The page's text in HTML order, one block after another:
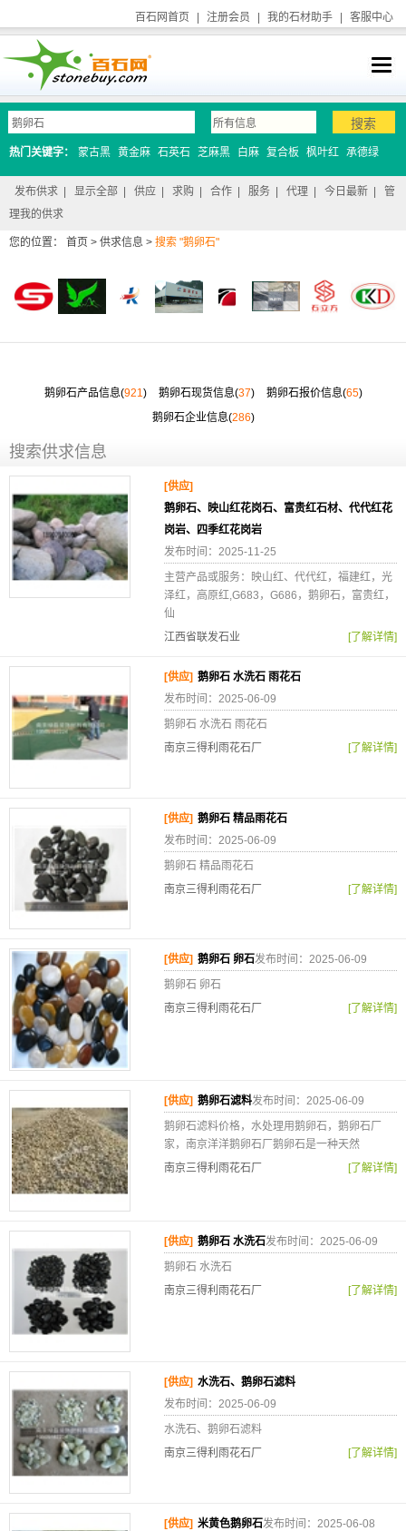
百石网首页 注册会员 我的石材助手 客服中心
热门关键字： 蒙古黑 黄金麻 石英石 芝麻黑 白麻 复合板 枫叶红 承德绿
发布供求 显示全部 供应 求购 合作 服务 代理 今日最新
管
理我的供求
您的位置： 首页 > 供求信息 > 搜索 "鹅卵石"
鹅卵石产品信息(921) 鹅卵石现货信息(37) 鹅卵石报价信息(65)
鹅卵石企业信息(286)
搜索供求信息
[供应]
鹅卵石、映山红花岗石、富贵红石材、代代红花
岗岩、四季红花岗岩
发布时间：2025-11-25
主营产品或服务：映山红、代代红，福建红，光
泽红，高原红,G683，G686，鹅卵石，富贵红，
仙
江西省联发石业
[了解详情]
[供应] 鹅卵石 水洗石 雨花石
发布时间：2025-06-09
鹅卵石 水洗石 雨花石
南京三得利雨花石厂
[了解详情]
[供应] 鹅卵石 精品雨花石
发布时间：2025-06-09
鹅卵石 精品雨花石
南京三得利雨花石厂
[了解详情]
[供应] 鹅卵石 卵石发布时间：2025-06-09
鹅卵石 卵石
南京三得利雨花石厂
[了解详情]
[供应] 鹅卵石滤料发布时间：2025-06-09
鹅卵石滤料价格，水处理用鹅卵石，鹅卵石厂
家，南京洋洋鹅卵石厂鹅卵石是一种天然
南京三得利雨花石厂
[了解详情]
[供应] 鹅卵石 水洗石发布时间：2025-06-09
鹅卵石 水洗石
南京三得利雨花石厂
[了解详情]
[供应] 水洗石、鹅卵石滤料
发布时间：2025-06-09
水洗石、鹅卵石滤料
南京三得利雨花石厂
[了解详情]
[供应] 米黄色鹅卵石发布时间：2025-06-08